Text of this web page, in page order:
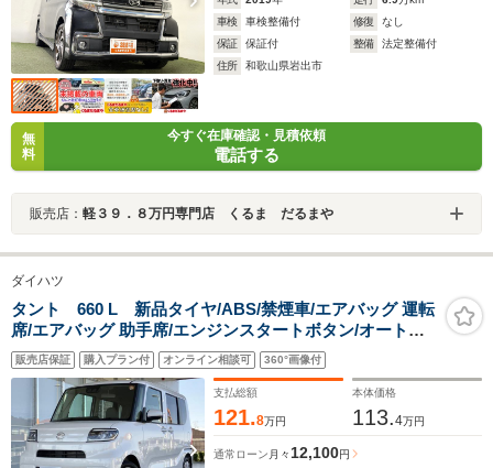
車検
車検整備付 修復
なし
保証
保証付 整備
法定整備付
住所
和歌山県岩出市
無
料
今すぐ在庫確認・見積依頼
電話する
販売店： 軽３９．８万円専門店 くるま だるまや
ダイハツ
タント 660 L 新品タイヤ/ABS/禁煙車/エアバッグ 運転
席/エアバッグ 助手席/エンジンスタートボタン/オートエ
アコン/パワーステアリング/オートライト/取扱説明書/パ
ワードアロック/最大積載量350kg
販売店保証 購入プラン付 オンライン相談可 360°画像付
支払総額
121.8万円
本体価格
113.4万円
通常ローン 月々12,100円